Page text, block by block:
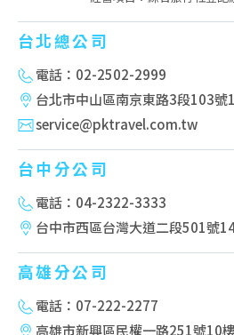
台北總公司
電話：02-2502-2999
台北市中山區南京東路3段103號
service@pktravel.com.tw
台中分公司
電話：04-2322-3333
台中市西區台灣大道二段501號
高雄分公司
電話：07-222-2277
高雄市新興區民權一路251號10